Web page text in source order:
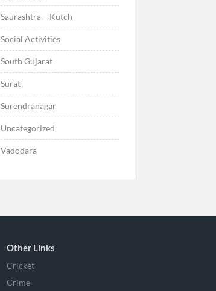
Saurashtra – Kutch
Social Activities
South Gujarat
Surat
Surendranagar
Uncategorized
Vadodara
Other Links
Cricket
Crime